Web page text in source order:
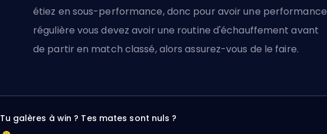
étiez en sous-performance, donc pour avoir une performance
régulière vous devez avoir une routine d'échauffement avant
de partir en match classé, alors assurez-vous de le faire.
Tu galères à win ? Tes mates sont nuls ?